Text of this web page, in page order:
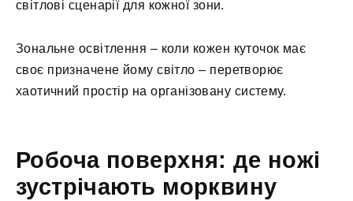
світлові сценарії для кожної зони.
Зональне освітлення – коли кожен куточок має
своє призначене йому світло – перетворює
хаотичний простір на організовану систему.
Робоча поверхня: де ножі
зустрічають морквину